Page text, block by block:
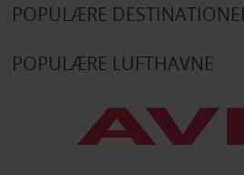
POPULÆRE
POPULÆRE LUFTHAVNE